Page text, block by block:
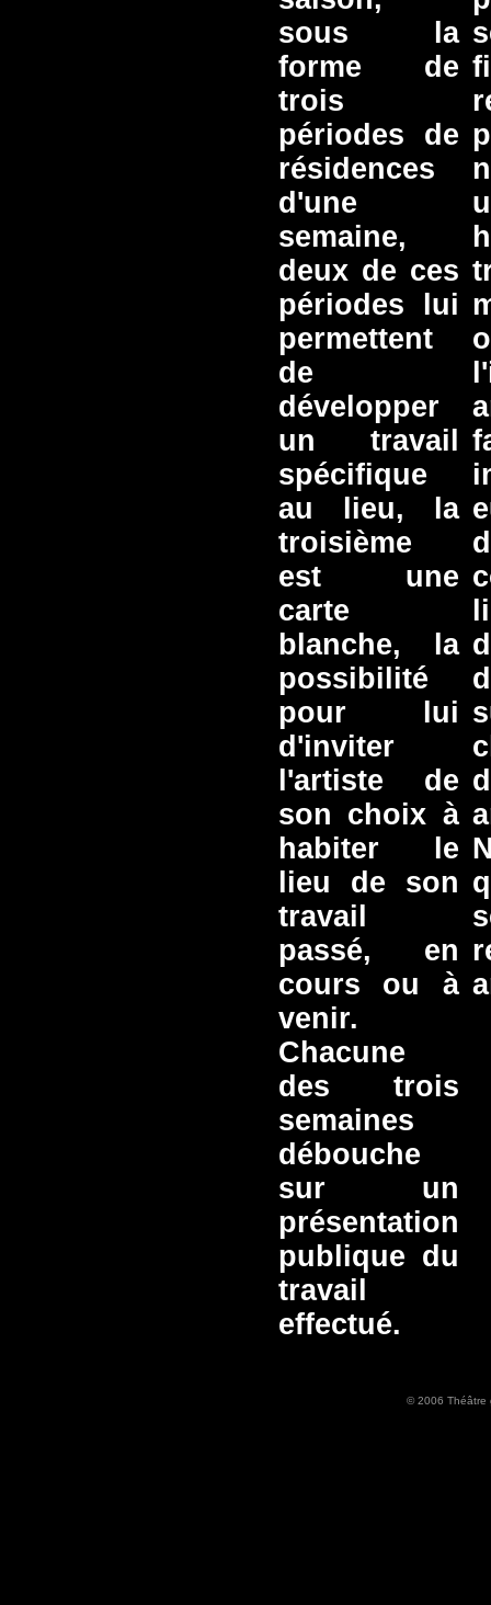
sous la
forme de
trois
périodes de
résidences
d'une
semaine,
deux de ces
périodes lui
permettent
de
développer
un travail
spécifique
au lieu, la
troisième
est une
carte
blanche, la
possibilité
pour lui
d'inviter
l'artiste de
son choix à
habiter le
lieu de son
travail
passé, en
cours ou à
venir.
Chacune
des trois
semaines
débouche
sur un
présentation
publique du
travail
effectué.
© 2006 Théâtre